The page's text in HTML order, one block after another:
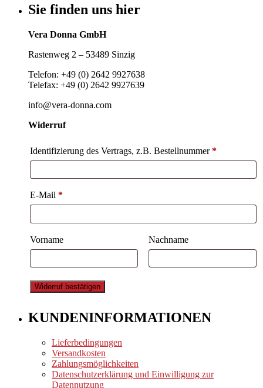
Sie finden uns hier
Vera Donna GmbH
Rastenweg 2 – 53489 Sinzig
Telefon: +49 (0) 2642 9927638
Telefax: +49 (0) 2642 9927639
info@vera-donna.com
Widerruf
Identifizierung des Vertrags, z.B. Bestellnummer*
E-Mail *
E-
Vorname Nachname
Widerruf bestätigen
KUNDENINFORMATIONEN
Lieferbedingungen
Versandkosten
Zahlungsmöglichkeiten
Datenschutzerklärung und Einwilligung zur
Datennutzung